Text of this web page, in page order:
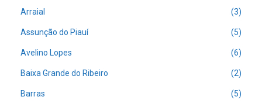
Arraial (3)
Assunção do Piauí (5)
Avelino Lopes (6)
Baixa Grande do Ribeiro (2)
Barras (5)